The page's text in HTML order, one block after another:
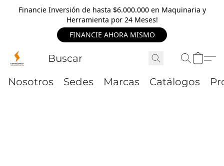
Financie Inversión de hasta $6.000.000 en Maquinaria y
Herramienta por 24 Meses!
FINANCIE AHORA MISMO
Nosotros Sedes Marcas Catálogos